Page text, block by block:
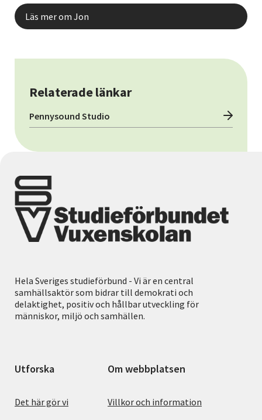
Läs mer om Jon
Relaterade länkar
Pennysound Studio
Hela Sveriges studieförbund - Vi är en central
samhällsaktör som bidrar till demokrati och
delaktighet, positiv och hållbar utveckling för
människor, miljö och samhällen.
Utforska
Det här gör vi
Om webbplatsen
Villkor och information